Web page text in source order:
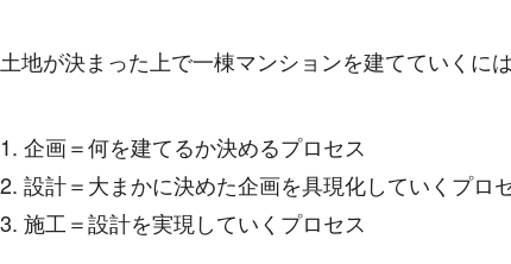
土地が決まった上で一棟マンションを建てていくには
企画＝何を建てるか決めるプロセス
設計＝大まかに決めた企画を具現化していくプロ
施工＝設計を実現していくプロセス